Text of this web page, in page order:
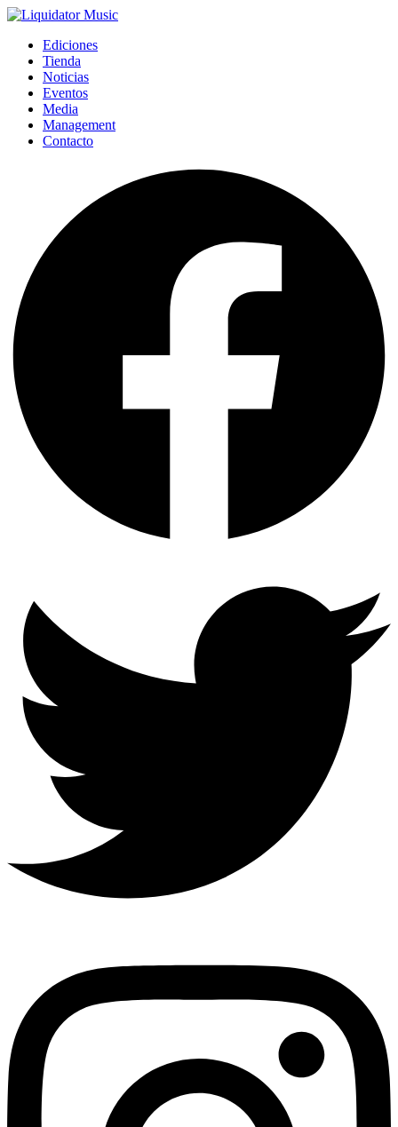
Ediciones
Tienda
Noticias
Eventos
Media
Management
Contacto